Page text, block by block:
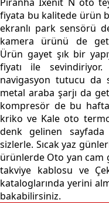
fiyata bu kalitede ürün
ekranlı park sensörü
kamera ürünü de
Ürün gayet şık bir
fiyatı ile
navigasyon tutucu da
metal araba şarjı da
kompresör de bu
kriko ve Kale oto
denk gelinen
sizlerle. Sıcak yaz
ürünlerde Oto yan cam
takviye kablosu ve
kataloglarında yerini
bakabilirsiniz.